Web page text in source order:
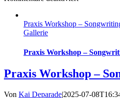
Nr.
Praxis Workshop –
Gallerie
Praxis Workshop –
Praxis Workshop –
Von Kai Deparade|2025-07-